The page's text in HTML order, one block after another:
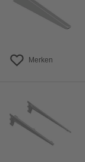
Merken